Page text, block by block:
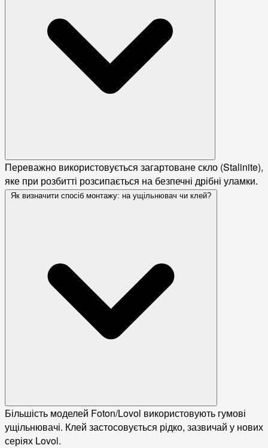
Переважно використовується загартоване скло (Stalinite),
яке при розбитті розсипається на безпечні дрібні уламки.
Як визначити спосіб монтажу: на ущільнювач чи клей?
Більшість моделей Foton/Lovol використовують гумові
ущільнювачі. Клей застосовується рідко, зазвичай у нових
серіях Lovol.